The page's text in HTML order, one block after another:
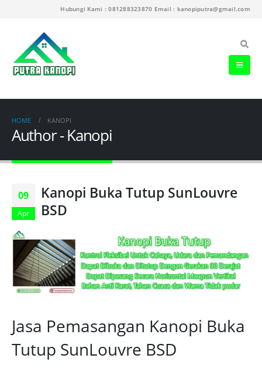
Hubungi Kami : 081288323870 Email : kanopiputra@gmail.com
HOME KANOPI
Author - Kanopi
09
Apr
Kanopi Buka Tutup SunLouvre
BSD
Jasa Pemasangan Kanopi Buka
Tutup SunLouvre BSD